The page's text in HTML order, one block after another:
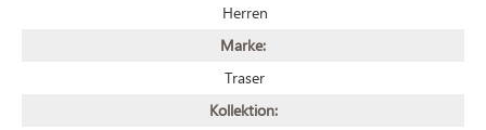
Herren
Marke:
Traser
Kollektion: